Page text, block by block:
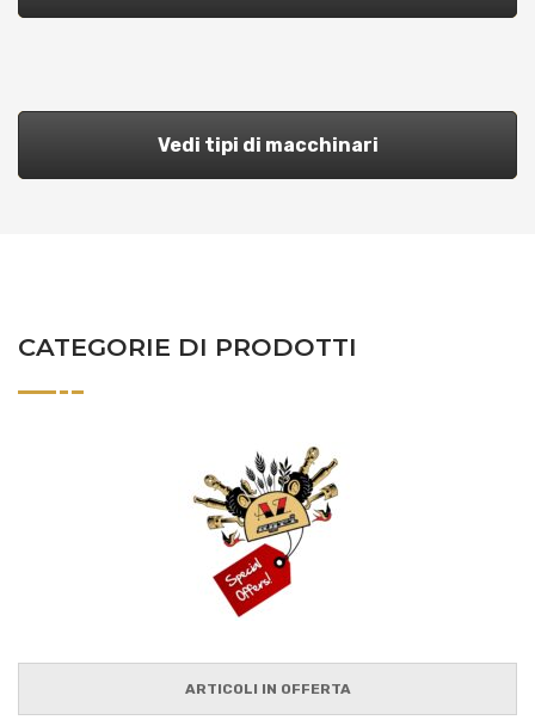
Vedi tipi di macchinari
CATEGORIE DI PRODOTTI
ARTICOLI IN OFFERTA